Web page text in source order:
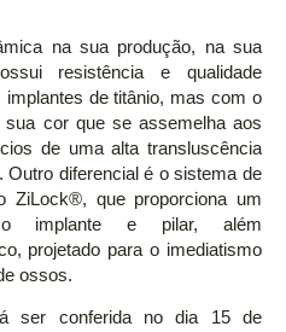
na sua produção, na sua
resistência e qualidade
de titânio, mas com o
sua cor que se assemelha aos
de uma alta transluscência
diferencial é o sistema de
ZiLock®, que proporciona um
implante e pilar, além
projetado para o imediatismo
ossos.
ser conferida no dia 15 de